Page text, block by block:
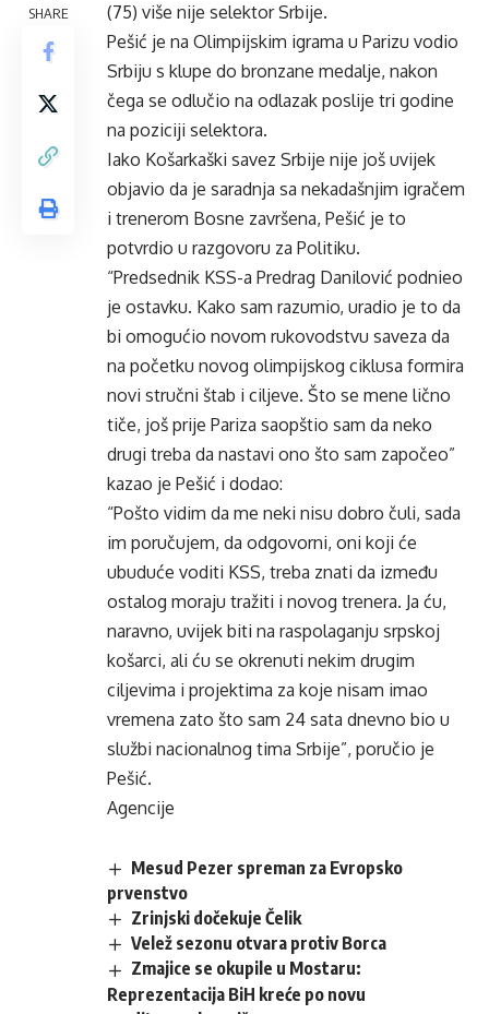
SHARE
(75) više nije selektor Srbije.
Pešić je na Olimpijskim igrama u Parizu vodio
Srbiju s klupe do bronzane medalje, nakon
čega se odlučio na odlazak poslije tri godine
na poziciji selektora.
Iako Košarkaški savez Srbije nije još uvijek
objavio da je saradnja sa nekadašnjim igračem
i trenerom Bosne završena, Pešić je to
potvrdio u razgovoru za Politiku.
“Predsednik KSS-a Predrag Danilović podnieo
je ostavku. Kako sam razumio, uradio je to da
bi omogućio novom rukovodstvu saveza da
na početku novog olimpijskog ciklusa formira
novi stručni štab i ciljeve. Što se mene lično
tiče, još prije Pariza saopštio sam da neko
drugi treba da nastavi ono što sam započeo”
kazao je Pešić i dodao:
“Pošto vidim da me neki nisu dobro čuli, sada
im poručujem, da odgovorni, oni koji će
ubuduće voditi KSS, treba znati da između
ostalog moraju tražiti i novog trenera. Ja ću,
naravno, uvijek biti na raspolaganju srpskoj
košarci, ali ću se okrenuti nekim drugim
ciljevima i projektima za koje nisam imao
vremena zato što sam 24 sata dnevno bio u
službi nacionalnog tima Srbije”, poručio je
Pešić.
Agencije
Mesud Pezer spreman za Evropsko
prvenstvo
Zrinjski dočekuje Čelik
Velež sezonu otvara protiv Borca
Zmajice se okupile u Mostaru:
Reprezentacija BiH kreće po novu